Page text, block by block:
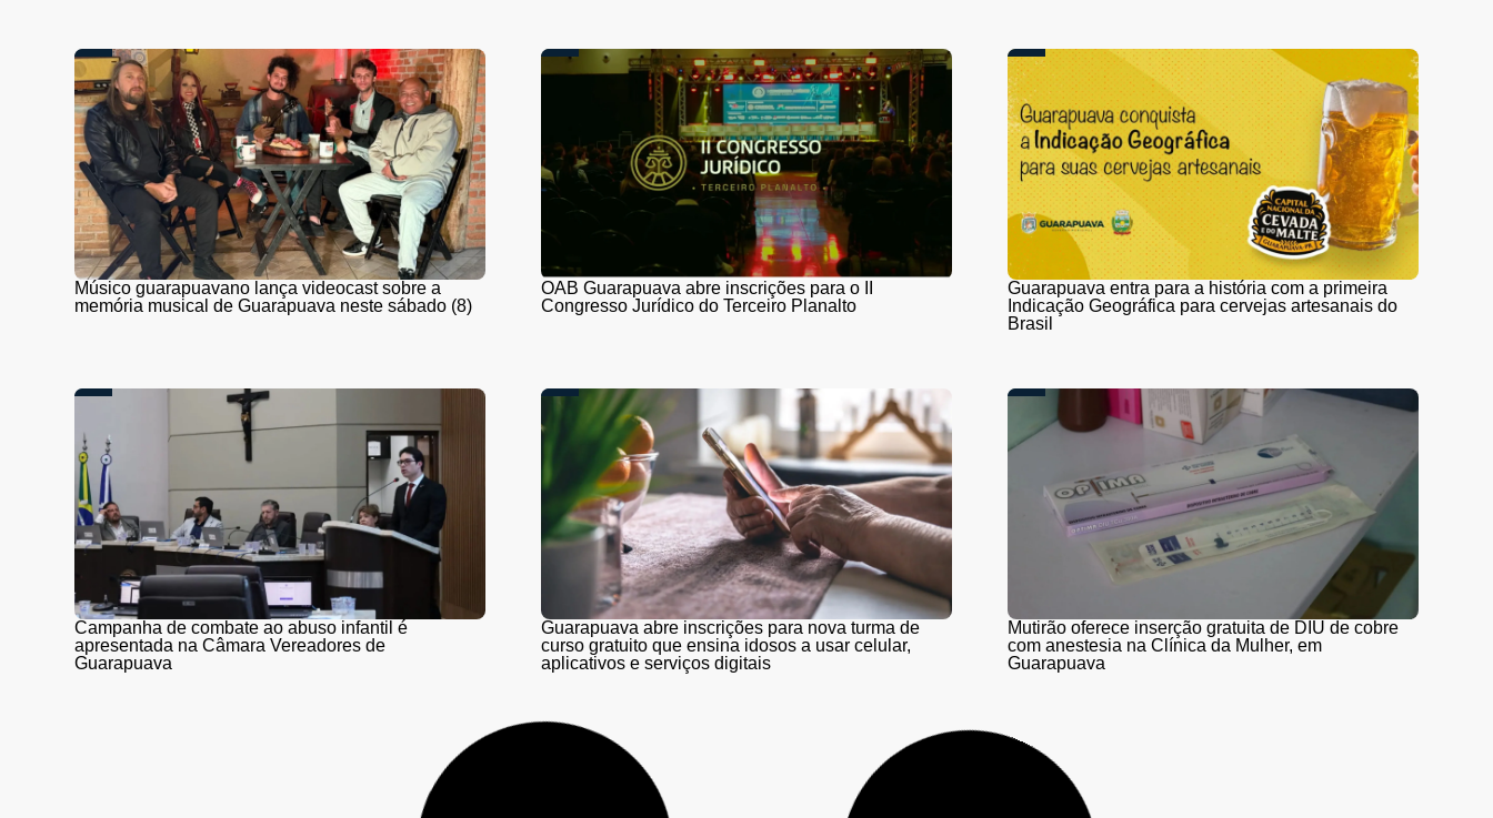
Músico guarapuavano lança videocast sobre a
memória musical de Guarapuava neste sábado (8)
OAB Guarapuava abre inscrições para o II
Congresso Jurídico do Terceiro Planalto
Guarapuava entra para a história com a primeira
Indicação Geográfica para cervejas artesanais do
Brasil
Campanha de combate ao abuso infantil é
apresentada na Câmara Vereadores de
Guarapuava
Guarapuava abre inscrições para nova turma de
curso gratuito que ensina idosos a usar celular,
aplicativos e serviços digitais
Mutirão oferece inserção gratuita de DIU de cobre
com anestesia na Clínica da Mulher, em
Guarapuava